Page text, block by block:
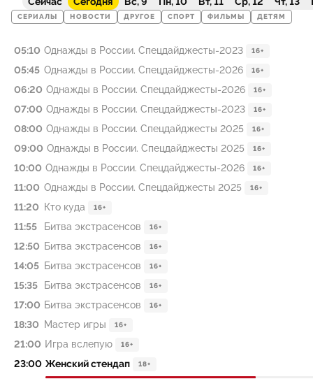
СЕРИАЛЫ НОВОСТИ ДРУГОЕ СПОРТ ФИЛЬМЫ ДЕТЯМ
05:10 Однажды в России. Спецдайджесты-2023 16+
05:45 Однажды в России. Спецдайджесты-2026 16+
06:20 Однажды в России. Спецдайджесты-2026 16+
07:00 Однажды в России. Спецдайджесты-2023 16+
08:00 Однажды в России. Спецдайджесты 2025 16+
09:00 Однажды в России. Спецдайджесты 2025 16+
10:00 Однажды в России. Спецдайджесты-2026 16+
11:00 Однажды в России. Спецдайджесты 2025 16+
11:20 Кто куда 16+
11:55 Битва экстрасенсов 16+
12:50 Битва экстрасенсов 16+
14:05 Битва экстрасенсов 16+
15:35 Битва экстрасенсов 16+
17:00 Битва экстрасенсов 16+
18:30 Мастер игры 16+
21:00 Игра вслепую 16+
23:00 Женский стендап 18+